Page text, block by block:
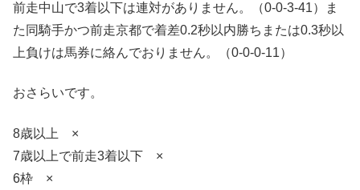
前走中山で3着以下は連対がありません。（0-0-3-41）ま
た同騎手かつ前走京都で着差0.2秒以内勝ちまたは0.3秒以
上負けは馬券に絡んでおりません。（0-0-0-11）
おさらいです。
8歳以上 ×
7歳以上で前走3着以下 ×
6枠 ×